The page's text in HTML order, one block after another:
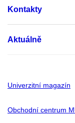
Kontakty
Aktuálně
Univerzitní magazín
Obchodní centrum